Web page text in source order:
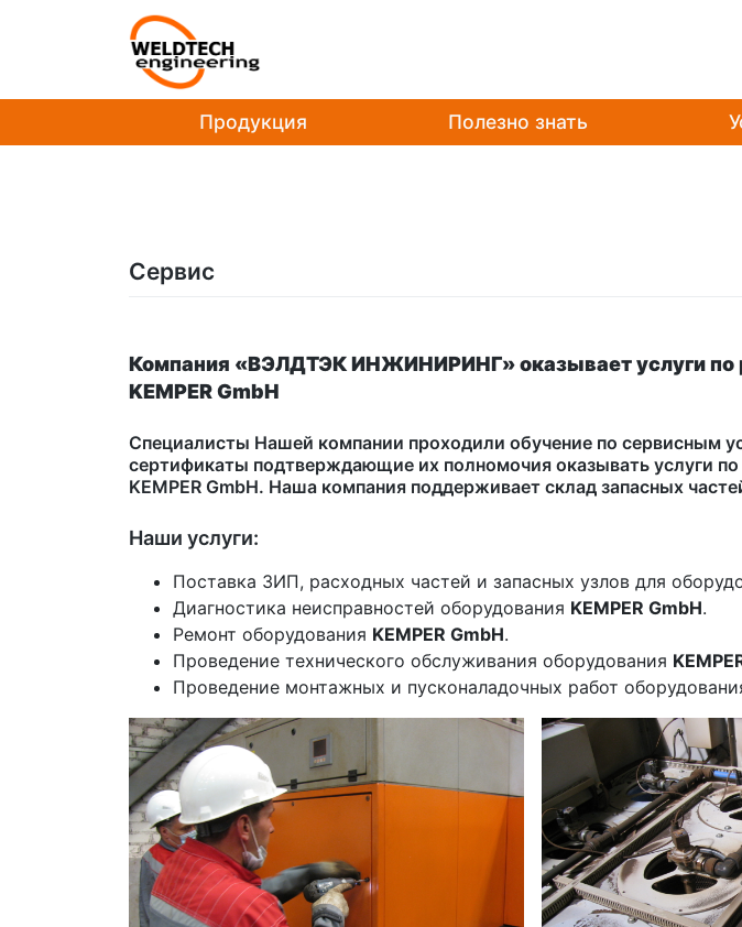
Продукция
Полезно знать
Сервис
Компания «ВЭЛДТЭК ИНЖИНИРИНГ» оказывает услуги по
KEMPER GmbH
Специалисты Нашей компании проходили обучение по сервисным
сертификаты подтверждающие их полномочия оказывать услуги
KEMPER GmbH. Наша компания поддерживает склад запасных
Наши услуги:
Поставка ЗИП, расходных частей и запасных узлов для
Диагностика неисправностей оборудования KEMPER GmbH.
Ремонт оборудования KEMPER GmbH.
Проведение технического обслуживания оборудования
Проведение монтажных и пусконаладочных работ